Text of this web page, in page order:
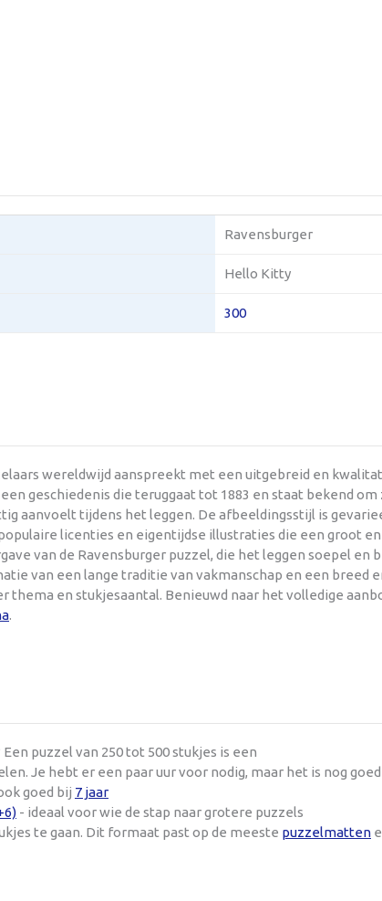
Ravensburger
Hello Kitty
300
wereldwijd aanspreekt met een uitgebreid en
geschiedenis die teruggaat tot 1883 en staat bekend
aanvoelt tijdens het leggen. De afbeeldingsstijl is
licenties en eigentijdse illustraties die een groot
van de Ravensburger puzzel, die het leggen soepel
van een lange traditie van vakmanschap en een breed
en stukjesaantal. Benieuwd naar het volledige
.
puzzel van 250 tot 500 stukjes is een
Je hebt er een paar uur voor nodig, maar het is nog
goed bij 7 jaar
- ideaal voor wie de stap naar grotere puzzels
te gaan. Dit formaat past op de meeste puzzelmatten